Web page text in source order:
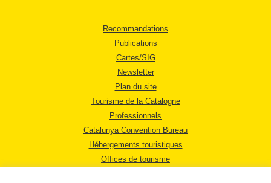
Recommandations
Publications
Cartes/SIG
Newsletter
Plan du site
Tourisme de la Catalogne
Professionnels
Catalunya Convention Bureau
Hébergements touristiques
Offices de tourisme